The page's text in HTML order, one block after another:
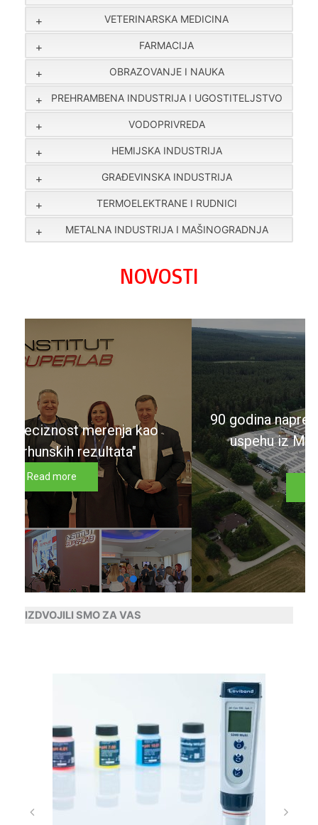
VETERINARSKA MEDICINA
FARMACIJA
OBRAZOVANJE I NAUKA
PREHRAMBENA INDUSTRIJA I UGOSTITELJSTVO
VODOPRIVREDA
HEMIJSKA INDUSTRIJA
GRAĐEVINSKA INDUSTRIJA
TERMOELEKTRANE I RUDNICI
METALNA INDUSTRIJA I MAŠINOGRADNJA
NOVOSTI
90 godina napretka Memmert – priča o
uspehu iz Metropolitanske regije
Nirnberg
Read more
IZDVOJILI SMO ZA VAS